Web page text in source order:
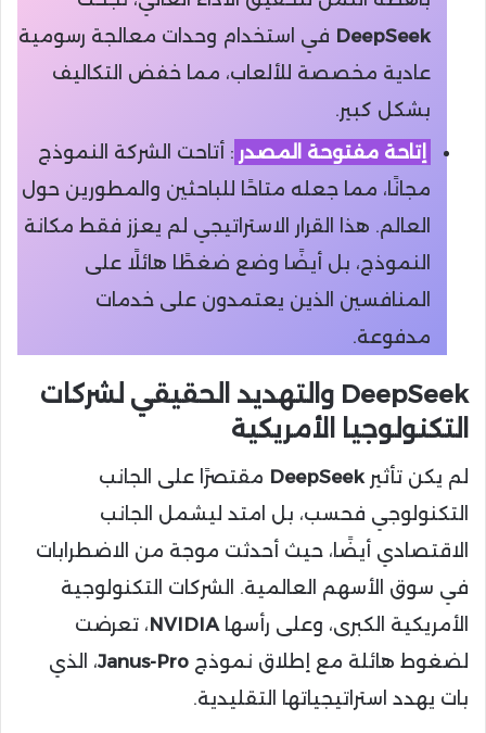
DeepSeek في استخدام وحدات معالجة رسومية
عادية مخصصة للألعاب، مما خفض التكاليف
بشكل كبير.
إتاحة مفتوحة المصدر : أتاحت الشركة النموذج
مجانًا، مما جعله متاحًا للباحثين والمطورين حول
العالم. هذا القرار الاستراتيجي لم يعزز فقط مكانة
النموذج، بل أيضًا وضع ضغطًا هائلًا على
المنافسين الذين يعتمدون على خدمات
مدفوعة.
DeepSeek والتهديد الحقيقي لشركات
التكنولوجيا الأمريكية
لم يكن تأثيرDeepSeek مقتصرًا على الجانب
التكنولوجي فحسب، بل امتد ليشمل الجانب
الاقتصادي أيضًا، حيث أحدثت موجة من الاضطرابات
في سوق الأسهم العالمية. الشركات التكنولوجية
الأمريكية الكبرى، وعلى رأسهاNVIDIA، تعرضت
لضغوط هائلة مع إطلاق نموذج Janus-Pro، الذي
بات يهدد استراتيجياتها التقليدية.